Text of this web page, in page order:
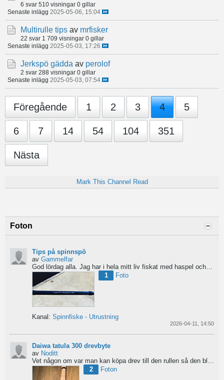
6 svar 510 visningar 0 gillar
Senaste inlägg 2025-05-06, 15:04
Multirulle tips av mrfisker
22 svar 1 709 visningar 0 gillar
Senaste inlägg 2025-05-03, 17:26
Jerkspö gädda av perolof
2 svar 288 visningar 0 gillar
Senaste inlägg 2025-05-03, 07:54
Föregående 1 2 3 4 5
6 7 14 54 104 351
Nästa
Mark This Channel Read
Foton
Tips på spinnspö
av Gammelfar
God lördag alla. Jag har i hela mitt liv fiskat med haspel och har för något år sedan hittat min...
1
Foto
Kanal: Spinnfiske - Utrustning
2026-04-11, 14:50
Daiwa tatula 300 drevbyte
av Noditt
Vet någon om var man kan köpa drev till den rullen så den blir lågutväxlad har en japansk 8.1 det är...
2
Foton